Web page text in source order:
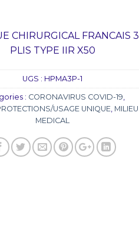
CHIRURGICAL FRANCAIS 3
PLIS TYPE IIR X50
UGS : HPMA3P-1
: CORONAVIRUS COVID-19,
USAGE UNIQUE, MILIEU
MEDICAL